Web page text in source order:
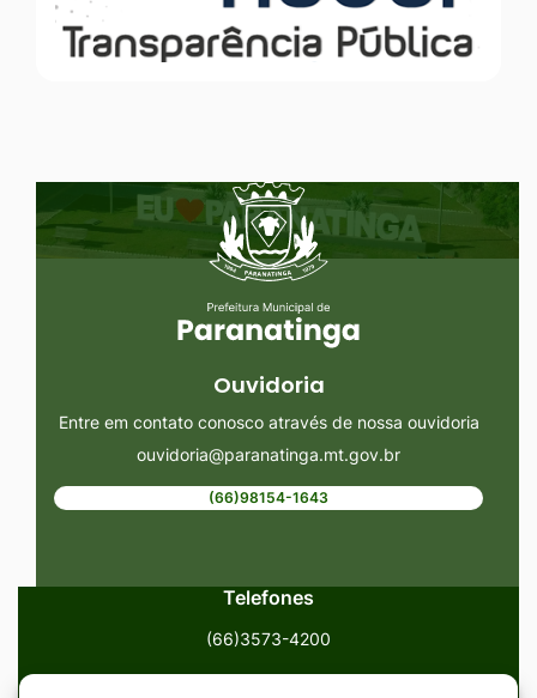
Seção do Rodapé e Ouvidoria/
Ouvidoria
Entre em contato conosco através de nossa ouvidoria
ouvidoria@paranatinga.mt.gov.br
(66)98154-1643
Telefones
(66)3573-4200